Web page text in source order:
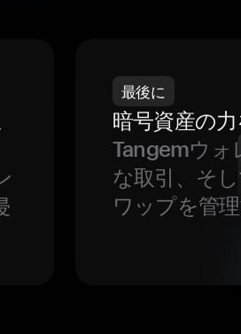
最後に
暗号資産の
Tangemウォ
な取引、そ
ワップを管